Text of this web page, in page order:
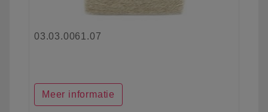
03.03.0061.07
Meer informatie